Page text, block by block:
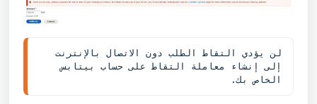
لن يؤدي التقاط الطلب دون الاتصال بالإنترنت
إلى إنشاء معاملة التقاط على حساب بيتابس
الخاص بك.